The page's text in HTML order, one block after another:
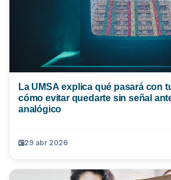
La UMSA explica qué pasará con
cómo evitar quedarte sin señal
analógico
29 abr 2026